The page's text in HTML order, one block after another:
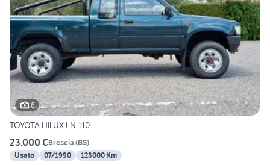
6
TOYOTA HILUX LN 110
23.000 €Brescia (BS)
Usato
07/1990 123000 Km